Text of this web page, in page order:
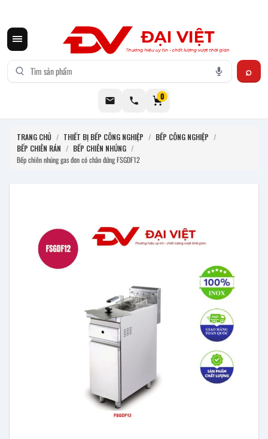
0
TRANG CHỦ / THIẾT BỊ BẾP CÔNG NGHIỆP / BẾP CÔNG NGHIỆP /
BẾP CHIÊN RÁN / BẾP CHIÊN NHÚNG /
Bếp chiên nhúng gas đơn có chân đứng FSGDF12